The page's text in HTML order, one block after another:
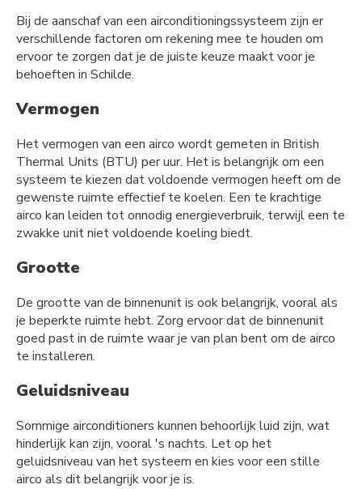
Bij de aanschaf van een airconditioningssysteem zijn er
verschillende factoren om rekening mee te houden om
ervoor te zorgen dat je de juiste keuze maakt voor je
behoeften in Schilde.
Vermogen
Het vermogen van een airco wordt gemeten in British
Thermal Units (BTU) per uur. Het is belangrijk om een
systeem te kiezen dat voldoende vermogen heeft om de
gewenste ruimte effectief te koelen. Een te krachtige
airco kan leiden tot onnodig energieverbruik, terwijl een te
zwakke unit niet voldoende koeling biedt.
Grootte
De grootte van de binnenunit is ook belangrijk, vooral als
je beperkte ruimte hebt. Zorg ervoor dat de binnenunit
goed past in de ruimte waar je van plan bent om de airco
te installeren.
Geluidsniveau
Sommige airconditioners kunnen behoorlijk luid zijn, wat
hinderlijk kan zijn, vooral 's nachts. Let op het
geluidsniveau van het systeem en kies voor een stille
airco als dit belangrijk voor je is.